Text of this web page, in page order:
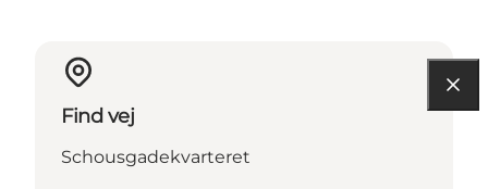
Find vej
Schousgadekvarteret